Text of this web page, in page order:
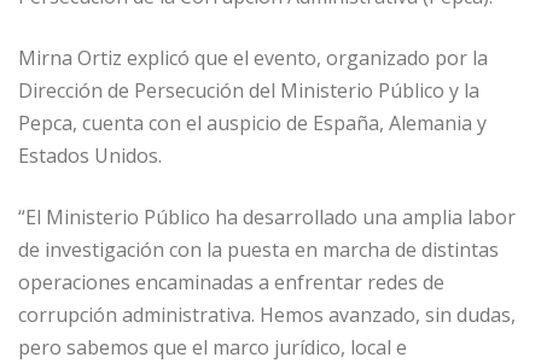
Mirna Ortiz explicó que el evento, organizado por la
Dirección de Persecución del Ministerio Público y la
Pepca, cuenta con el auspicio de España, Alemania y
Estados Unidos.
“El Ministerio Público ha desarrollado una amplia labor
de investigación con la puesta en marcha de distintas
operaciones encaminadas a enfrentar redes de
corrupción administrativa. Hemos avanzado, sin dudas,
pero sabemos que el marco jurídico, local e